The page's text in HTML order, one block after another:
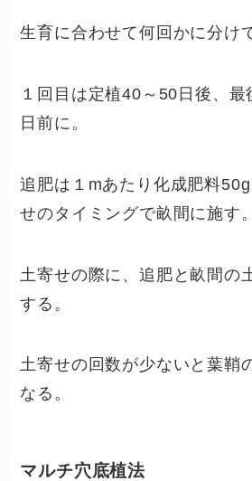
生育に合わせて何回かに分け
１回目は定植40～50日後、
日前に。
追肥は１mあたり化成肥料
せのタイミングで畝間に施す。
土寄せの際に、追肥と畝間の
する。
土寄せの回数が少ないと葉鞘
なる。
マルチ穴底植法